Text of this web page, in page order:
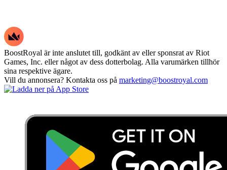
BoostRoyal är inte anslutet till, godkänt av eller sponsrat av Riot
Games, Inc. eller något av dess dotterbolag. Alla varumärken tillhör
sina respektive ägare.
Vill du annonsera? Kontakta oss på marketing@boostroyal.com